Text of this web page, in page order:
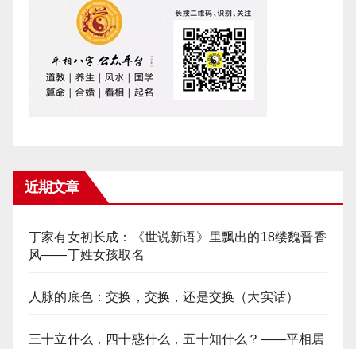
近期文章
丁家有女初长成：《世说新语》里飘出的18缕魏晋香
风——丁姓女孩取名
人脉的底色：交换，交换，还是交换（大实话）
三十立什么，四十惑什么，五十知什么？——平相居